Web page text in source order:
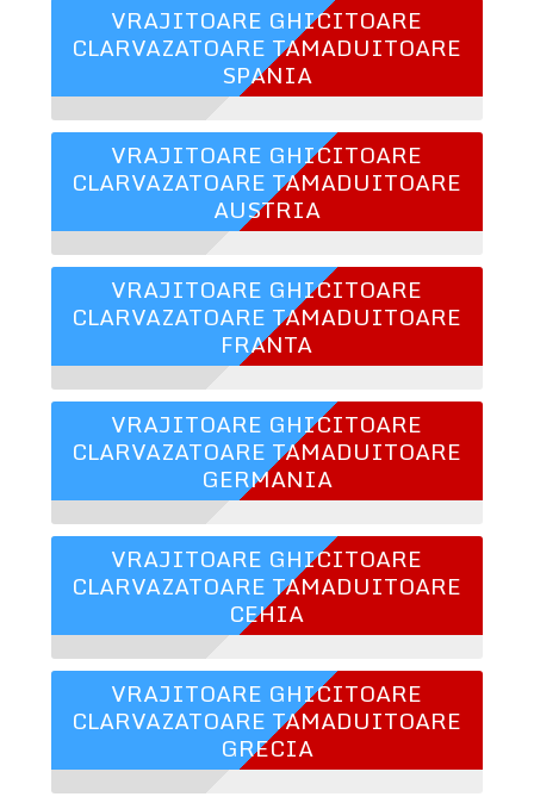
VRAJITOARE GHICITOARE
CLARVAZATOARE TAMADUITOARE
SPANIA
VRAJITOARE GHICITOARE
CLARVAZATOARE TAMADUITOARE
AUSTRIA
VRAJITOARE GHICITOARE
CLARVAZATOARE TAMADUITOARE
FRANTA
VRAJITOARE GHICITOARE
CLARVAZATOARE TAMADUITOARE
GERMANIA
VRAJITOARE GHICITOARE
CLARVAZATOARE TAMADUITOARE
CEHIA
VRAJITOARE GHICITOARE
CLARVAZATOARE TAMADUITOARE
GRECIA